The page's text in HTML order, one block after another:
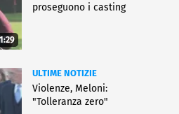
proseguono i casting
ULTIME NOTIZIE
Violenze, Meloni:
"Tolleranza zero"